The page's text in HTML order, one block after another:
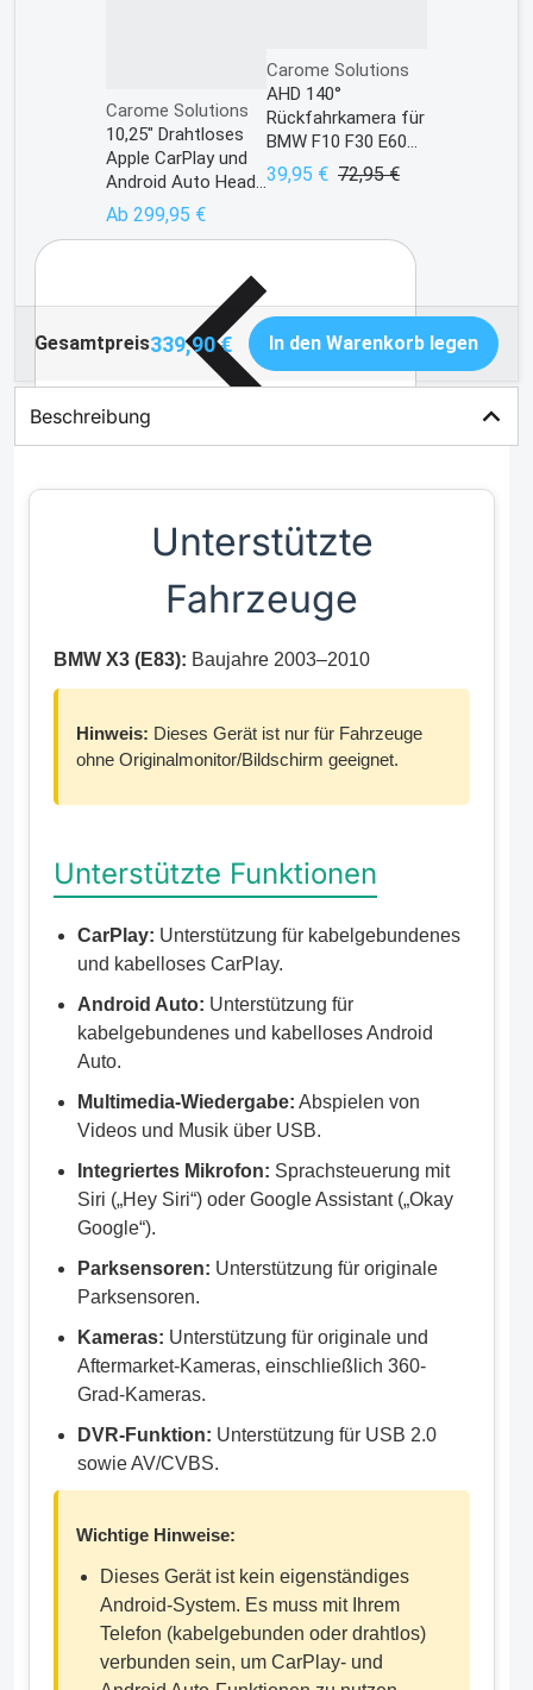
Anbieter:
Carome Solutions
10,25" Drahtloses
Apple CarPlay und
Android Auto Head
Unit für BMW X3
E83 mit iDrive
Ab 299,95 €
Anbieter:
Carome Solutions
AHD 140°
Rückfahrkamera für
BMW F10 F30 E60
E90 E70 E71 X5 X6
1er 3er 5er 7er
39,95 € 72,95 €
Gesamtpreis339,90 € In den Warenkorb legen
Beschreibung
Unterstützte
Fahrzeuge
BMW X3 (E83): Baujahre 2003–2010
Hinweis: Dieses Gerät ist nur für Fahrzeuge
ohne Originalmonitor/Bildschirm geeignet.
Unterstützte Funktionen
CarPlay: Unterstützung für kabelgebundenes
und kabelloses CarPlay.
Android Auto: Unterstützung für
kabelgebundenes und kabelloses Android
Auto.
Multimedia-Wiedergabe: Abspielen von
Videos und Musik über USB.
Integriertes Mikrofon: Sprachsteuerung mit
Siri („Hey Siri“) oder Google Assistant („Okay
Google“).
Parksensoren: Unterstützung für originale
Parksensoren.
Kameras: Unterstützung für originale und
Aftermarket-Kameras, einschließlich 360-
Grad-Kameras.
DVR-Funktion: Unterstützung für USB 2.0
sowie AV/CVBS.
Wichtige Hinweise:
Dieses Gerät ist kein eigenständiges
Android-System. Es muss mit Ihrem
Telefon (kabelgebunden oder drahtlos)
verbunden sein, um CarPlay- und